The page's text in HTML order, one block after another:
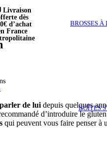
Livraison
dès
d’achat
France
BROSSES À
BOÎTES
de lui depuis quelques
d’introduire le
qui peuvent vous faire penser à